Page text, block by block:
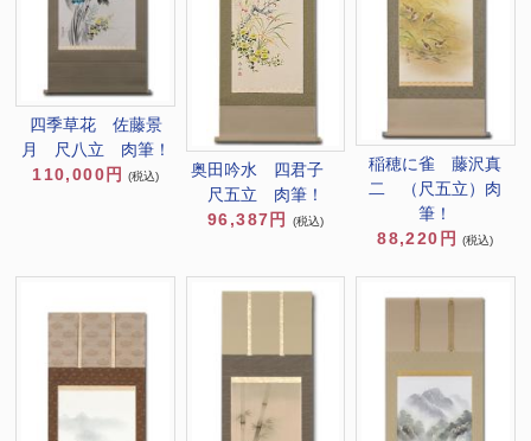
四季草花 佐藤景
月 尺八立 肉筆！
110,000円
(税込)
奥田吟水 四君子
尺五立 肉筆！
96,387円
(税込)
稲穂に雀 藤沢真
二 （尺五立）肉
筆！
88,220円
(税込)